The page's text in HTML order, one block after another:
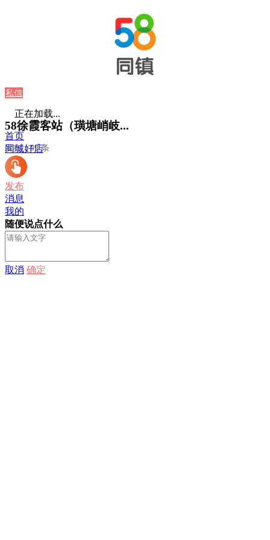
私信
58徐霞客站（璜塘峭岐...
发布：99 条
正在加载...
首页
同城好店
发布
消息
我的
随便说点什么
取消 确定